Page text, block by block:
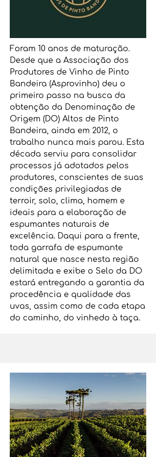
Foram 10 anos de maturação.
Desde que a Associação dos
Produtores de Vinho de Pinto
Bandeira (Asprovinho) deu o
primeiro passo na busca da
obtenção da Denominação de
Origem (DO) Altos de Pinto
Bandeira, ainda em 2012, o
trabalho nunca mais parou. Esta
década serviu para consolidar
processos já adotados pelos
produtores, conscientes de suas
condições privilegiadas de
terroir, solo, clima, homem e
ideais para a elaboração de
espumantes naturais de
excelência. Daqui para a frente,
toda garrafa de espumante
natural que nasce nesta região
delimitada e exibe o Selo da DO
estará entregando a garantia da
procedência e qualidade das
uvas, assim como de cada etapa
do caminho, do vinhedo à taça.